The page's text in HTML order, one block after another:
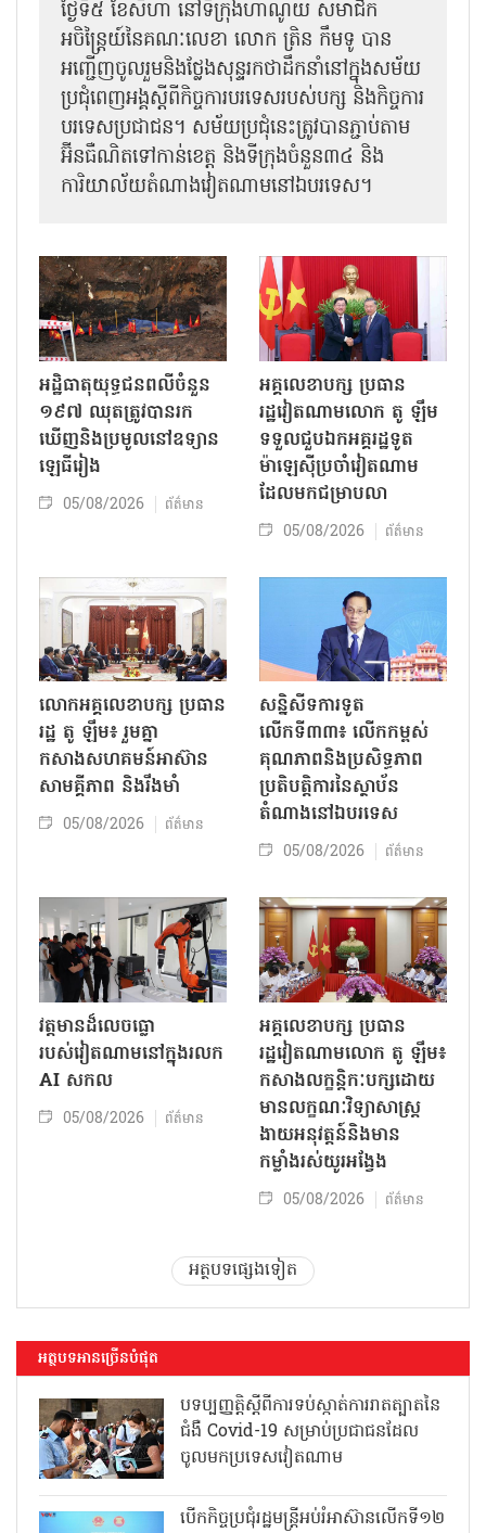
ថ្ងៃទី៥ ខែសីហា នៅទីក្រុងហាណូយ សមាជិក
អចិន្ត្រៃយ៍នៃគណៈលេខា លោក ត្រិន កឹម​ទូ បាន
អញ្ជើញ​ចូលរួមនិងថ្លែងសុន្ទរកថាដឹកនាំនៅក្នុងសម័យ
ប្រជុំពេញអង្គស្តីពី​​កិច្ច​ការបរទេសរបស់​បក្ស និងកិច្ច​ការ
បរទេស​ប្រជាជន។ សម័យប្រជុំនេះត្រូវបានភ្ជាប់តាម
អ៊ីនធឺណិតទៅកាន់ខេត្ត និងទីក្រុងចំនួន៣៤ និង
ការិយាល័យតំណាងវៀតណាមនៅឯ​បរទេស។
អដ្ឋិធាតុយុទ្ធជនពលីចំនួន
១៩៧ ឈុតត្រូវបានរក
ឃើញនិងប្រមូលនៅឧទ្យាន
ឡេធីរៀង
05/08/2026 ព័ត៌មាន
អគ្គលេខាបក្ស ប្រធាន
រដ្ឋវៀតណាមលោក តូ ឡឹម
ទទួលជួបឯកអគ្គរដ្ឋទូត
ម៉ាឡេស៊ីប្រចាំវៀតណាម
ដែលមកជម្រាបលា
05/08/2026 ព័ត៌មាន
លោក​អគ្គលេខាបក្ស ប្រធាន
រដ្ឋ តូ ឡឹម៖ រួមគ្នា
កសាងសហគមន៍អាស៊ាន
សាមគ្គីភាព និងរឹងមាំ
05/08/2026 ព័ត៌មាន
សន្និសីទការទូត
លើកទី៣៣៖ លើក​កម្ពស់
គុណភាពនិងប្រសិទ្ធភាព
ប្រតិបត្តិការ​នៃស្ថាប័ន​​
តំណាងនៅឯ​បរទេស​
05/08/2026 ព័ត៌មាន
វត្តមានដ៏លេចធ្លោ
របស់វៀតណាមនៅក្នុងរលក
AI សកល
05/08/2026 ព័ត៌មាន
អគ្គលេខាបក្ស ប្រធាន
រដ្ឋវៀតណាមលោក តូ ឡឹម៖
កសាងលក្ខន្តិកៈបក្សដោយ
មានលក្ខណៈវិទ្យាសាស្ត្រ
ងាយអនុវត្តន៍និងមាន
កម្លាំងរស់យូរអង្វែង
05/08/2026 ព័ត៌មាន
អត្ថបទផ្សេងទៀត
អត្ថបទអានច្រើនបំផុត
បទប្បញ្ញត្តិស្តីពីការទប់ស្កាត់ការរាតត្បាតនៃ
ជំងឺ Covid-19 សម្រាប់ប្រជាជនដែល
ចូលមកប្រទេសវៀតណាម
បើកកិច្ចប្រជុំរដ្ឋមន្ត្រីអប់រំអាស៊ានលើកទី១២